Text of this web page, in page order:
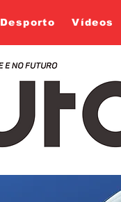
Desporto Vídeos